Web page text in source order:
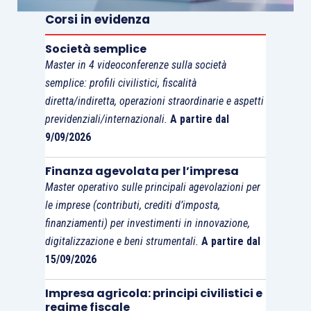
del contributo dipubblicare sul proprio sito web,
entro 60 giorni
dal termine ultimo previsto per la
redazione del rendiconto, gli importi percepiti e il
rendiconto con la relazione illustrativa (va
precisato chel’obbligo di pubblicazionenon si
estende all’elenco dei giustificativi di spesa e
riguarda soltanto gli enti che hanno percepito un
contributo di importopari o superiore a 20.000
euro).
Entro7 giorni successivi alla pubblicazione
rendiconto e della relazione illustrativa sul sito
web, gli enti beneficiari devono
Ministero del lavoro e delle politiche sociali la
comunicazione di avvenuta pubblicazione
Corsi in evidenza
Società semplice
Master in 4 videoconferenze sulla società
semplice: profili civilistici, fiscalità
diretta/indiretta, operazioni straordinarie e aspetti
previdenziali/internazionali. A partire dal
9/09/2026
Finanza agevolata per l’impresa
Master operativo sulle principali agevolazioni per
le imprese (contributi, crediti d’imposta,
finanziamenti) per investimenti in innovazione,
digitalizzazione e beni strumentali. A partire dal
15/09/2026
Impresa agricola: principi civilistici e
regime fiscale